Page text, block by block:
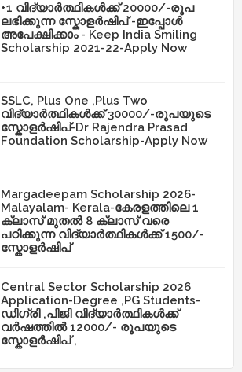
+1 വിദ്യാർത്ഥികൾക്ക് 20000/-രൂപ
ലഭിക്കുന്ന സ്കോളർഷിപ് -ഇപ്പോൾ
അപേക്ഷിക്കാം - Keep India Smiling
Scholarship 2021-22-Apply Now
SSLC, Plus One ,Plus Two
വിദ്യാർത്ഥികൾക്ക് 30000/-രൂപയുടെ
സ്കോളർഷിപ്-Dr Rajendra Prasad
Foundation Scholarship-Apply Now
Margadeepam Scholarship 2026-
Malayalam- Kerala-കേരളത്തിലെ 1
ക്ലാസ് മുതൽ 8 ക്ലാസ് വരെ
പഠിക്കുന്ന വിദ്യാർത്ഥികൾക്ക് 1500/-
സ്കോളർഷിപ്
Central Sector Scholarship 2026
Application-Degree ,PG Students-
ഡിഗ്രി ,പിജി വിദ്യാർത്ഥികൾക്ക്
വർഷത്തിൽ 12000/- രൂപയുടെ
സ്കോളർഷിപ് ,